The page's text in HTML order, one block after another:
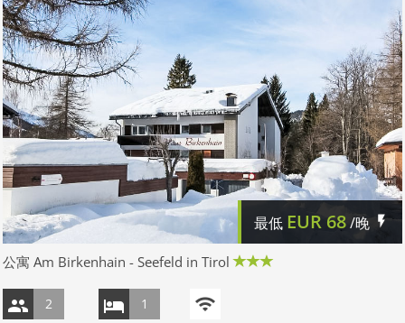
最低 EUR 68/晚
公寓 Am Birkenhain - Seefeld in Tirol
2 1